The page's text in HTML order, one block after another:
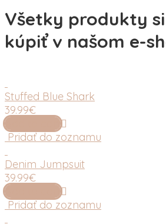
Všetky produkty
kúpiť v našom e-
Stuffed Blue Shark
39.99€
Add to cart
Pridať do zoznamu
Denim Jumpsuit
39.99€
Add to cart
Pridať do zoznamu